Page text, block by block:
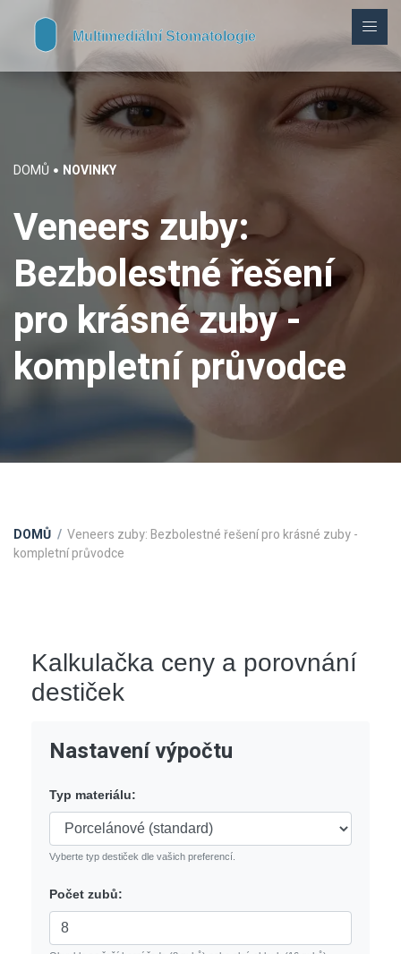
DOMŮ NOVINKY
Veneers zuby:
Bezbolestné řešení
pro krásné zuby -
kompletní průvodce
DOMŮ
Veneers zuby: Bezbolestné řešení pro krásné zuby -
kompletní průvodce
Kalkulačka ceny a porovnání
destiček
Nastavení výpočtu
Typ materiálu:
Vyberte typ destiček dle vašich preferencí.
Počet zubů: